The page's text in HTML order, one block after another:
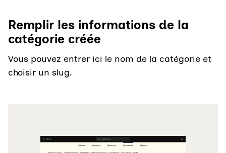
Remplir les informations de la
catégorie créée
Vous pouvez entrer ici le nom de la catégorie et
choisir un slug.